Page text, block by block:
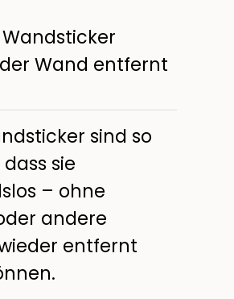
Wand entfernt
sind so
sie
– ohne
andere
entfernt